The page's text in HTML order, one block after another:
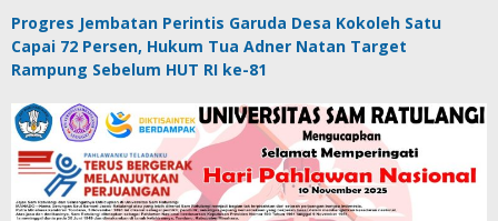
Progres Jembatan Perintis Garuda Desa Kokoleh Satu
Capai 72 Persen, Hukum Tua Adner Natan Target
Rampung Sebelum HUT RI ke-81